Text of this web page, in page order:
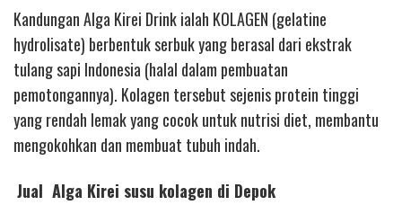
Kandungan Alga Kirei Drink ialah KOLAGEN (gelatine
hydrolisate) berbentuk serbuk yang berasal dari ekstrak
tulang sapi Indonesia (halal dalam pembuatan
pemotongannya). Kolagen tersebut sejenis protein tinggi
yang rendah lemak yang cocok untuk nutrisi diet, membantu
mengokohkan dan membuat tubuh indah.
Jual Alga Kirei susu kolagen di Depok